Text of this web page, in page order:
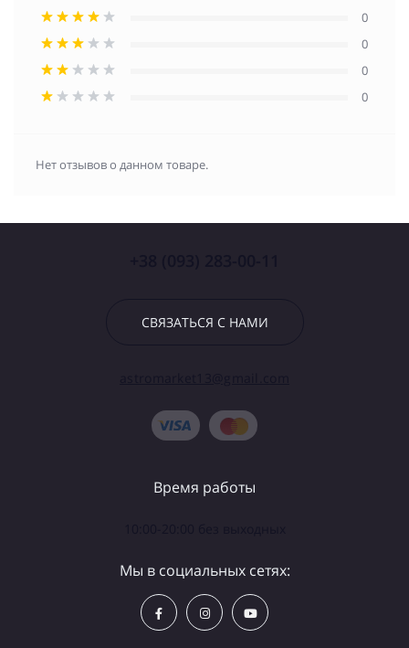
0
0
0
0
Нет отзывов о данном товаре.
СВЯЗАТЬСЯ С НАМИ
Время работы
Мы в социальных сетях: